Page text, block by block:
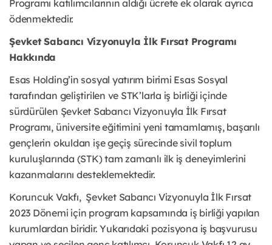
Programı katılımcılarının aldığı ücrete ek olarak ayrıca
ödenmektedir.
Şevket Sabancı Vizyonuyla İlk Fırsat Programı
Hakkında
Esas Holding’in sosyal yatırım birimi Esas Sosyal
tarafından geliştirilen ve STK’larla iş birliği içinde
sürdürülen Şevket Sabancı Vizyonuyla İlk Fırsat
Programı, üniversite eğitimini yeni tamamlamış, başarılı
gençlerin okuldan işe geçiş sürecinde sivil toplum
kuruluşlarında (STK) tam zamanlı ilk iş deneyimlerini
kazanmalarını desteklemektedir.
Koruncuk Vakfı, Şevket Sabancı Vizyonuyla İlk Fırsat
2023 Dönemi için program kapsamında iş birliği yapılan
kurumlardan biridir. Yukarıdaki pozisyona iş başvurusu